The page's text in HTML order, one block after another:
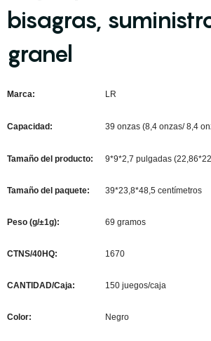
bisagras,
granel
Marca: LR
Capacidad: 39 onzas (8,4 onzas/ 8,4
Tamaño del producto: 9*9*2,7 pulgadas
Tamaño del paquete: 39*23,8*48,5 centímetros
Peso (g/±1g): 69 gramos
CTNS/40HQ: 1670
CANTIDAD/Caja: 150 juegos/caja
Color: Negro